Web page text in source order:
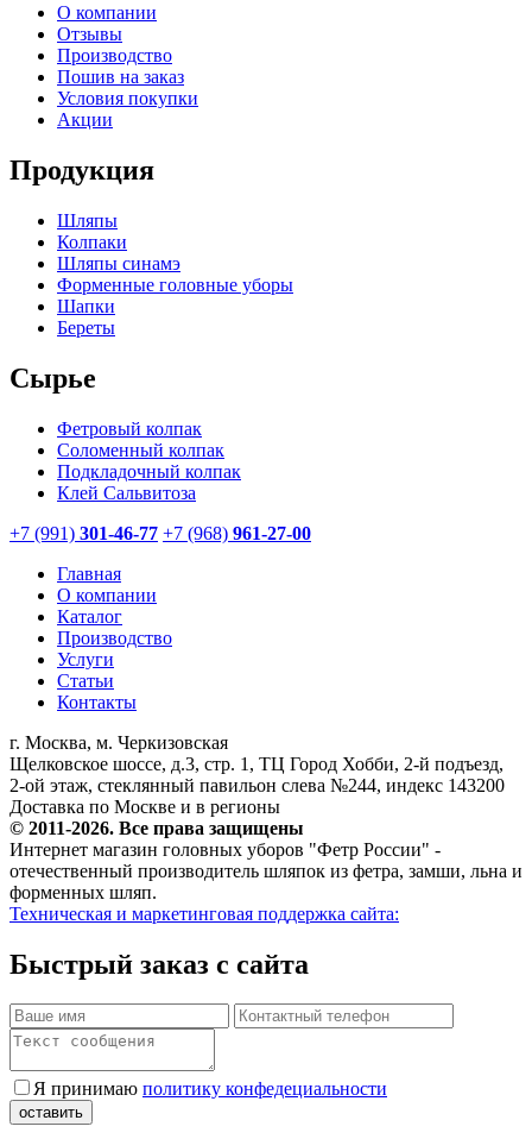
О компании
Отзывы
Производство
Пошив на заказ
Условия покупки
Акции
Продукция
Шляпы
Колпаки
Шляпы синамэ
Форменные головные уборы
Шапки
Береты
Сырье
Фетровый колпак
Соломенный колпак
Подкладочный колпак
Клей Сальвитоза
+7 (991) 301-46-77 +7 (968) 961-27-00
Главная
О компании
Каталог
Производство
Услуги
Статьи
Контакты
г. Москва, м. Черкизовская
Щелковское шоссе, д.3, стр. 1, ТЦ Город Хобби, 2-й подъезд,
2-ой этаж, стеклянный павильон слева №244, индекс 143200
Доставка по Москве и в регионы
© 2011-2026. Все права защищены
Интернет магазин головных уборов "Фетр России" -
отечественный производитель шляпок из фетра, замши, льна и
форменных шляп.
Техническая и маркетинговая поддержка сайта:
Быстрый заказ с сайта
Я принимаю политику конфедециальности